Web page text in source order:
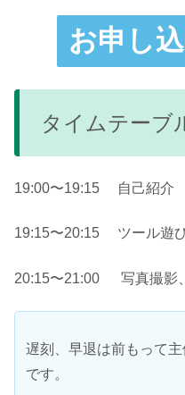
お申し
タイムテーブ
19:00〜19:15 自己紹介
19:15〜20:15 ツール遊
20:15〜21:00 写真撮影
遅刻、早退は前もって
です。